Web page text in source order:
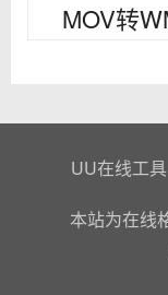
MOV转
UU在线工具
本站为在线